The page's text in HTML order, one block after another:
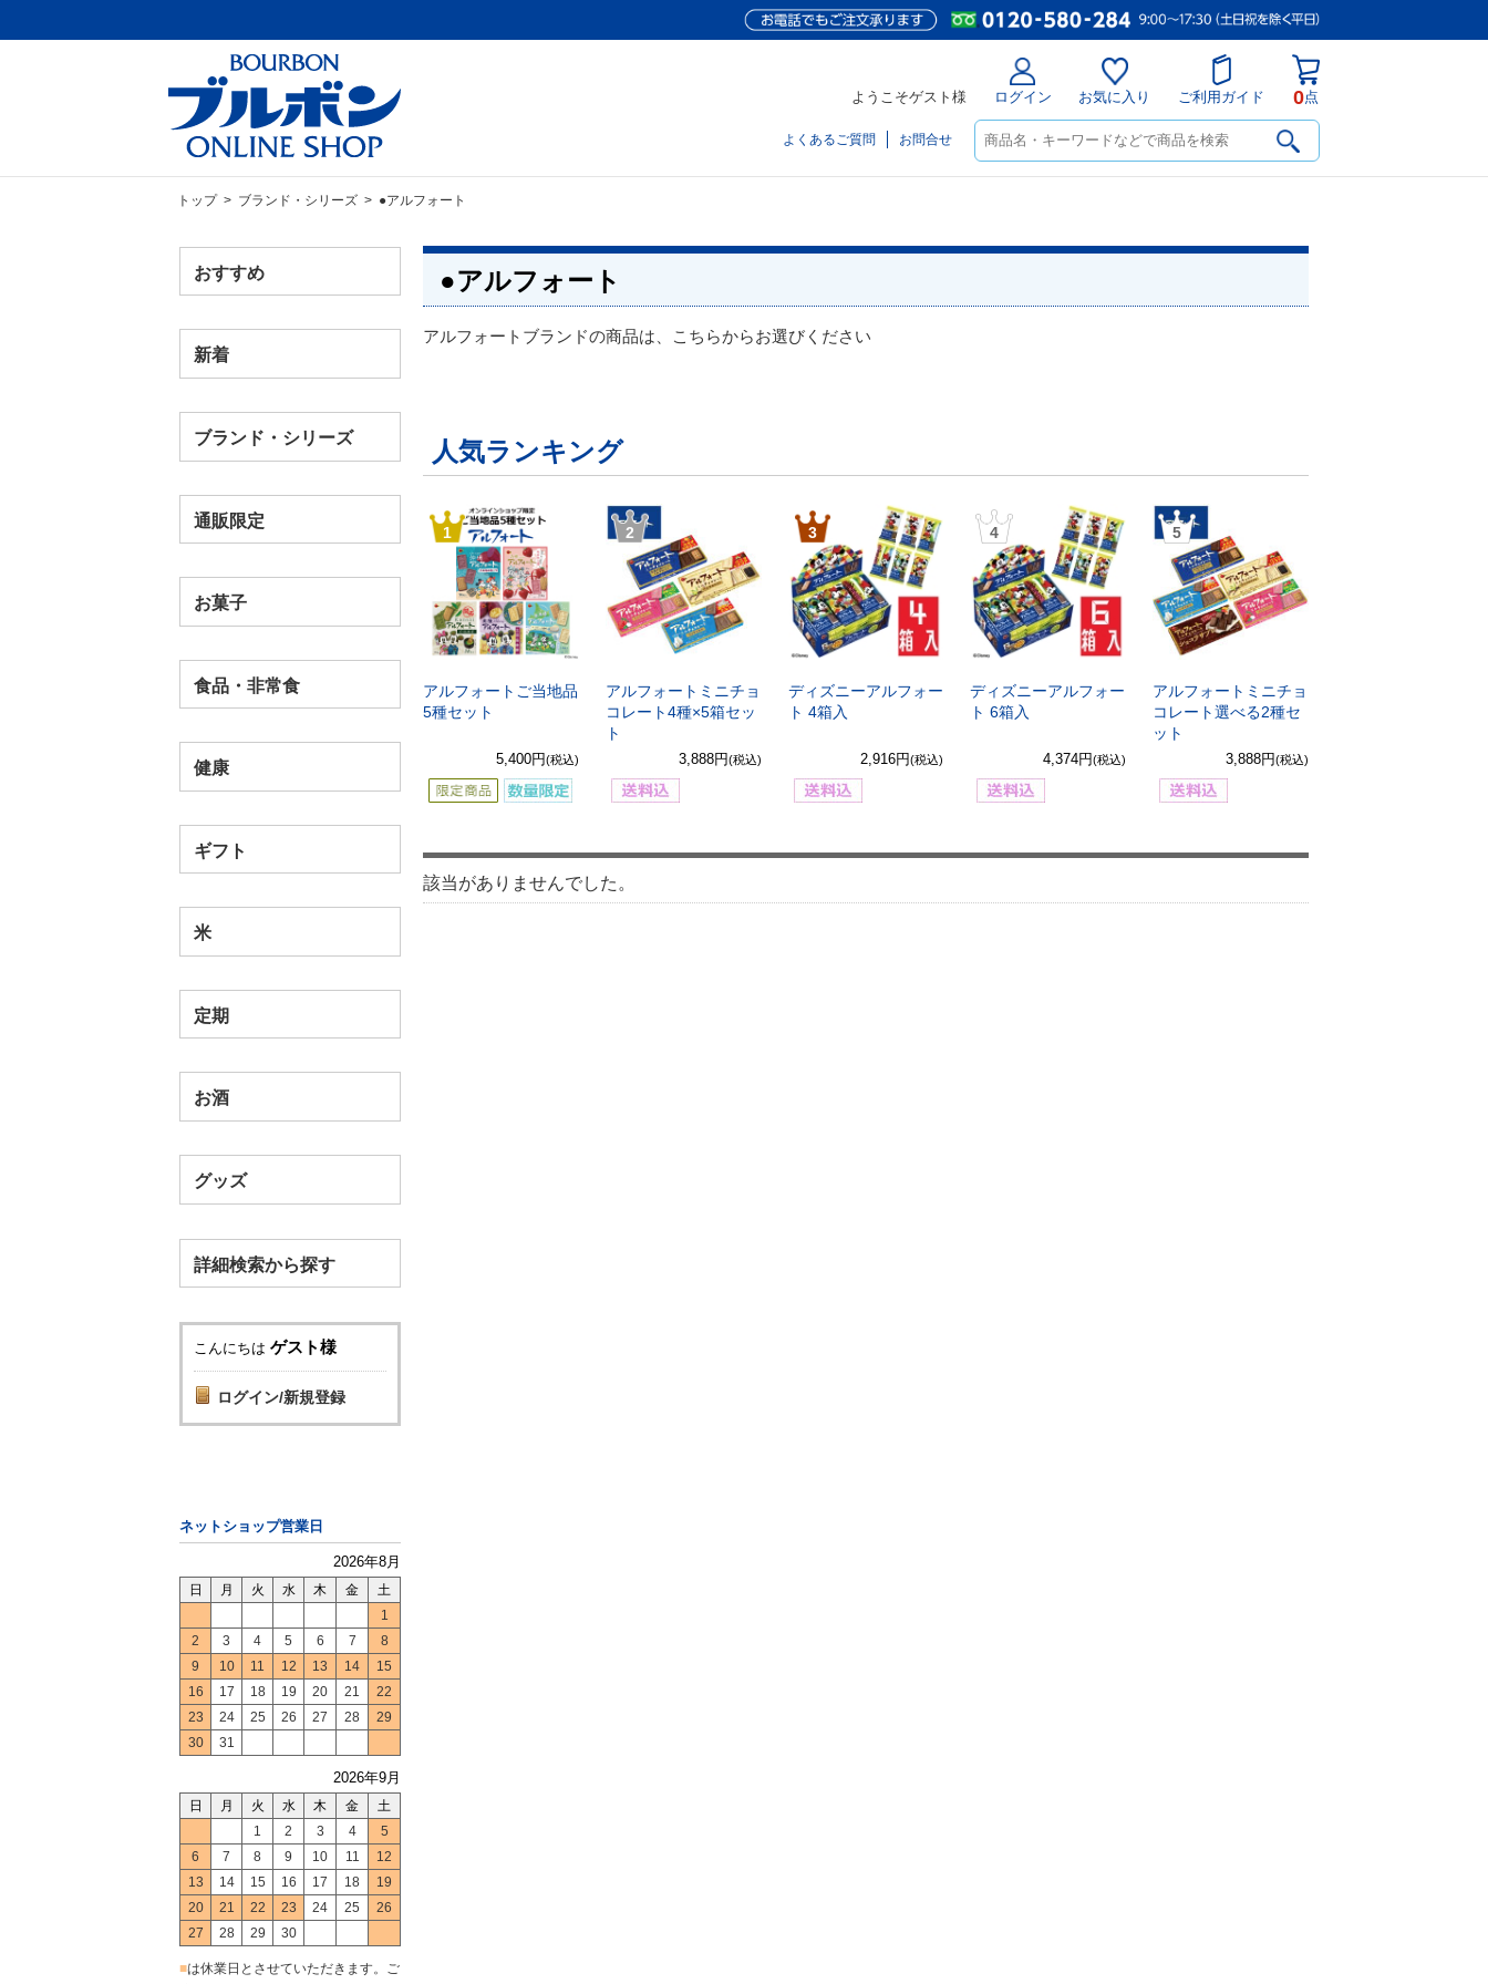
ようこそゲスト様 ログイン お気に入り ご利用ガイド 0点
よくあるご質問 お問合せ
トップ> ブランド・シリーズ> ●アルフォート
おすすめ
新着
ブランド・シリーズ
通販限定
お菓子
食品・非常食
健康
ギフト
米
定期
お酒
グッズ
詳細検索から探す
こんにちは ゲスト様
ログイン/新規登録
ネットショップ営業日
2026年8月
日 月 火 水 木 金
土
1
2
3 4 5 6 7
8
9
10 11 12 13 14
15
16
17 18 19 20 21
22
23
24 25 26 27 28
29
30
31
2026年9月
日 月 火 水 木 金
土
1
2 3 4
5
6
7 8 9 10 11
12
13
14 15 16 17 18
19
20
21 22 23 24 25
26
27
28 29 30
■は休業日とさせていただきます。ご
●アルフォート
アルフォートブランドの商品は、こちらからお選びください
人気ランキング
1
アルフォートご当地品
5種セット
5,400円(税込)
2
アルフォートミニチョ
コレート4種×5箱セッ
ト
3,888円(税込)
3
ディズニーアルフォー
ト 4箱入
2,916円(税込)
4
ディズニーアルフォー
ト 6箱入
4,374円(税込)
5
アルフォートミニチョ
コレート選べる2種セ
ット
3,888円(税込)
該当がありませんでした。